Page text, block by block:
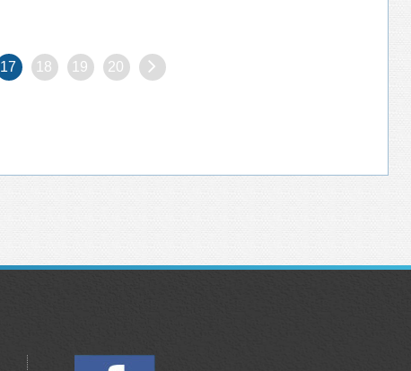
17 18 19 20